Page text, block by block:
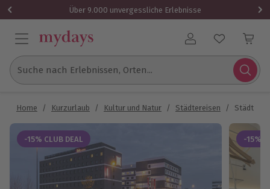
Über 9.000 unvergessliche Erlebnisse
Benutzerkonto
Suche nach Erlebnissen, Orten...
Home / Kurzurlaub / Kultur und Natur / Städtereisen /
-15% CLUB DEAL -15%